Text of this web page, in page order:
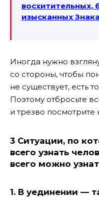
восхитительных,
изысканных
Иногда нужно
со стороны, чтобы
не существует, есть
Поэтому отбросьте
и трезво
3 Ситуации, по
всего узнать
всего можно
1. В уединении —